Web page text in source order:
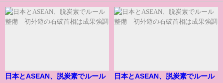
日本とASEAN、脱炭素でルール
日本とASEAN、脱炭素でルール